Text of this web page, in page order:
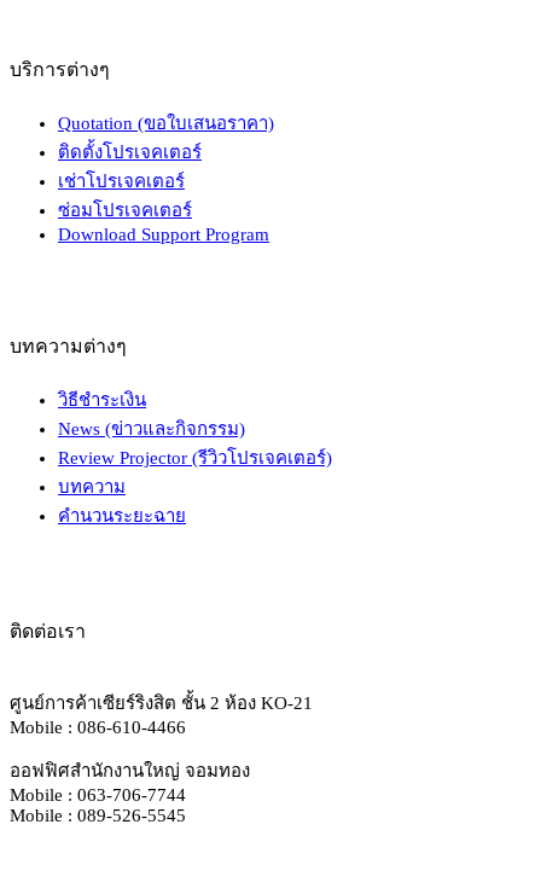
บริการต่างๆ
Quotation (ขอใบเสนอราคา)
ติดตั้งโปรเจคเตอร์
เช่าโปรเจคเตอร์
ซ่อมโปรเจคเตอร์
Download Support Program
บทความต่างๆ
วิธีชำระเงิน
News (ข่าวและกิจกรรม)
Review Projector (รีวิวโปรเจคเตอร์)
บทความ
คำนวนระยะฉาย
ติดต่อเรา
ศูนย์การค้าเซียร์ริงสิต ชั้น 2 ห้อง KO-21
Mobile : 086-610-4466
ออฟฟิศสำนักงานใหญ่ จอมทอง
Mobile : 063-706-7744
Mobile : 089-526-5545